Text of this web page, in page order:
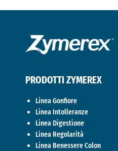
PRODOTTI ZYMEREX
Linea Gonfiore
Linea Intolleranze
Linea Digestione
Linea Regolarità
Linea Benessere Colon